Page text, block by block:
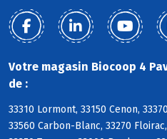
Votre magasin Biocoop 4
de :
33310 Lormont, 33150 Cenon,
33560 Carbon-Blanc, 33270